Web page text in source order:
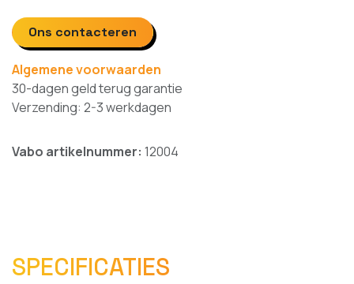
Ons contacteren
Algemene voorwaarden
30-dagen geld terug garantie
Verzending: 2-3 werkdagen
Vabo artikelnummer: 12004
SPECIFICATIES